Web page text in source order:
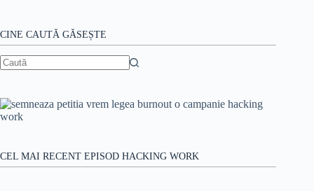
Vehicle
Market
comerțul
și
își
propune
piața
CINE CAUTĂ GĂSEȘTE
CEL MAI RECENT EPISOD HACKING WORK